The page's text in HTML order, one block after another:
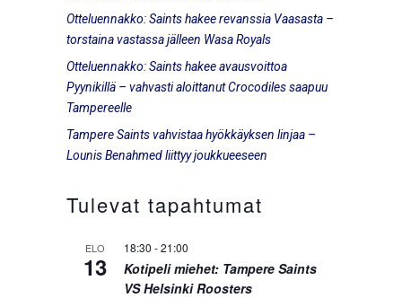
Otteluennakko: Saints hakee revanssia Vaasasta –
torstaina vastassa jälleen Wasa Royals
Otteluennakko: Saints hakee avausvoittoa
Pyynikillä – vahvasti aloittanut Crocodiles saapuu
Tampereelle
Tampere Saints vahvistaa hyökkäyksen linjaa –
Lounis Benahmed liittyy joukkueeseen
Tulevat tapahtumat
ELO
13
18:30 -21:00
Kotipeli miehet: Tampere Saints
VS Helsinki Roosters